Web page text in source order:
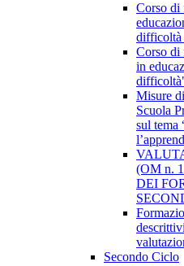
Corso di
difficoltà
Corso di
in
Misure
Scuola
sul tema
(OM n.
DEI
Secondo Ciclo